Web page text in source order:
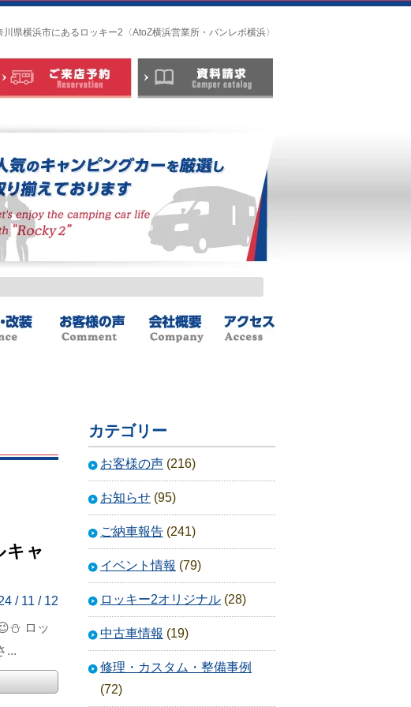
県横浜市にあるロッキー2〈AtoZ横浜営業所・バンレボ横浜〉
キャ
/ 11 / 12
ロッ
...
カテゴリー
お客様の声 (216)
お知らせ (95)
ご納車報告 (241)
イベント情報 (79)
ロッキー2オリジナル (28)
中古車情報 (19)
修理・カスタム・整備事例
(72)